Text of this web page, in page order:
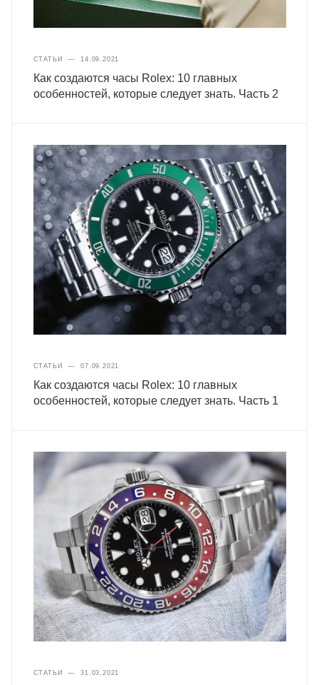
СТАТЬИ — 14.09.2021
Как создаются часы Rolex: 10 главных
особенностей, которые следует знать. Часть 2
СТАТЬИ — 07.09.2021
Как создаются часы Rolex: 10 главных
особенностей, которые следует знать. Часть 1
СТАТЬИ — 31.03.2021